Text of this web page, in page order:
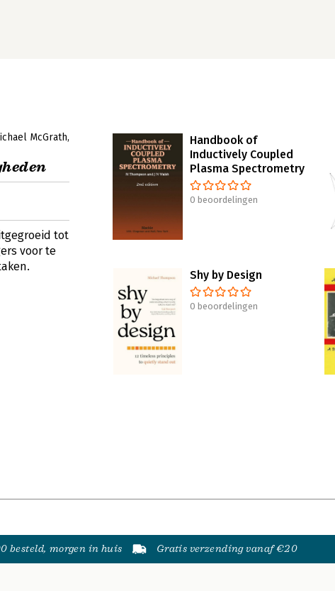
McGrath
tot
voor te
Handbook of
Inductively Coupled
Plasma Spectrometry
0 beoordelingen
Shy by Design
0 beoordelingen
besteld, morgen in huis Gratis verzending vanaf €20